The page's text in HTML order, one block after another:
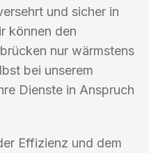
und sicher in
können den
nur wärmstens
bei unserem
Dienste in Anspruch
Effizienz und dem